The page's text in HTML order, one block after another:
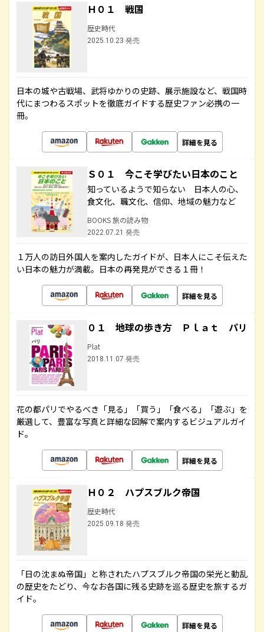
Ｈ０１ 戦国
歴史時代
2025.10.23 発売
日本の城や古戦場、武将ゆかりの史跡、展示施設など、戦国時
代にまつわるスポットを徹底ガイドする歴史ファン必携の一
冊。
詳細を見る
Ｓ０１ 今こそ学びたい日本のこと
知っているようで知らない 日本人の心、
食文化、職文化、信仰、地域の魅力など
BOOKS 旅の読み物
2022.07.21 発売
１万人の訪日外国人を案内したガイドが、日本人にこそ伝えた
い日本の魅力が満載。日本の再発見ができる１冊！
詳細を見る
０１ 地球の歩き方 Ｐｌａｔ パリ
Plat
2018.11.07 発売
花の都パリでやるべき「見る」「買う」「食べる」「遊ぶ」を
厳選して、豊富な写真と詳細な図解で案内するビジュアルガイ
ド。
詳細を見る
Ｈ０２ ハプスブルク帝国
歴史時代
2025.09.18 発売
「日の沈まぬ帝国」と称されたハプスブルク帝国の栄光と動乱
の歴史をたどり、今なお各国に残る史跡を巡る歴史を旅するガ
イド。
詳細を見る